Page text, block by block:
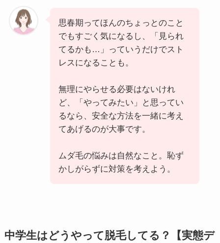
思春期ってほんのちょっとのこと
でもすごく気になるし、「見られ
てるかも…」っていうだけでスト
レスになることも。
無理にやらせる必要はないけれ
ど、「やってみたい」と思ってい
るなら、安全な方法を一緒に考え
てあげるのが大事です。
ムダ毛の悩みは自然なこと。恥ず
かしがらずに対策を考えよう。
中学生はどうやって脱毛してる？【実態デ